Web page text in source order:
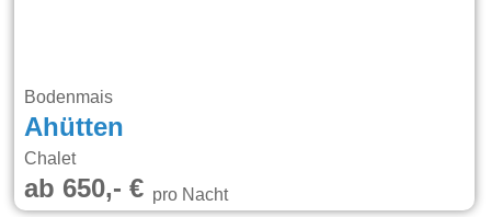
Bodenmais
Ahütten
Chalet
ab 650,- €pro Nacht